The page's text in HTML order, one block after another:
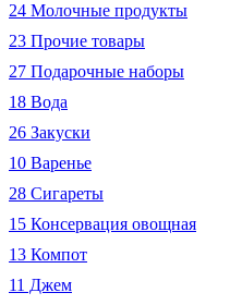
24 Молочные продукты
23 Прочие товары
27 Подарочные наборы
18 Вода
26 Закуски
10 Варенье
28 Сигареты
15 Консервация овощная
13 Компот
11 Джем